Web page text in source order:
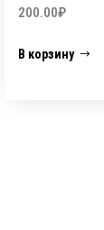
200.00₽
В корзину